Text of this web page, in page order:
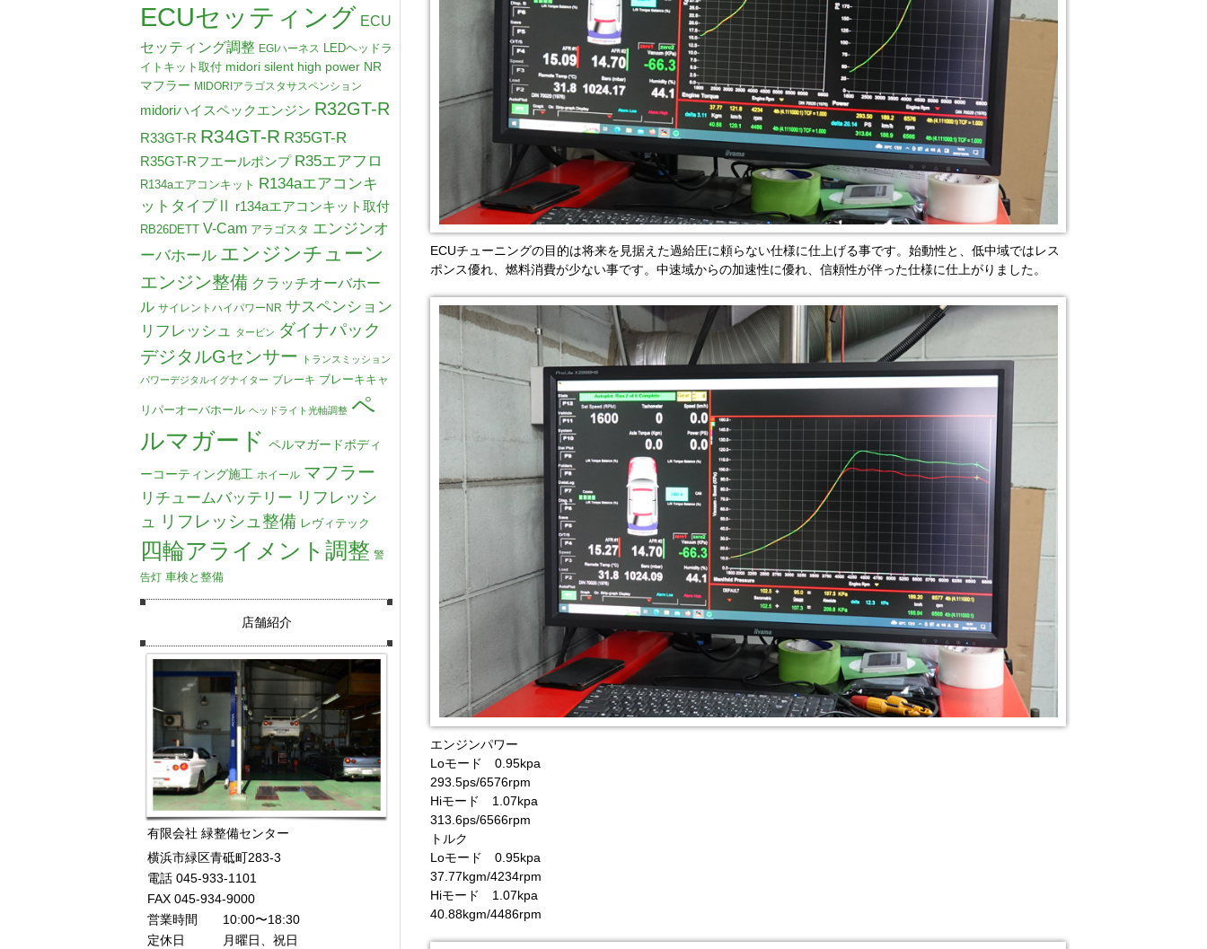
ECUチューニングの目的は将来を見据えた過給圧に頼らない仕様に仕上げる事です。始動性と、低中域ではレス
ポンス優れ、燃料消費が少ない事です。中速域からの加速性に優れ、信頼性が伴った仕様に仕上がりました。
エンジンパワー
Loモード 0.95kpa
293.5ps/6576rpm
Hiモード 1.07kpa
313.6ps/6566rpm
トルク
Loモード 0.95kpa
37.77kgm/4234rpm
Hiモード 1.07kpa
40.88kgm/4486rpm
ECUセッティング ECU
セッティング調整 EGIハーネス LEDヘッドラ
イトキット取付 midori silent high power NR
マフラー MIDORIアラゴスタサスペンション
midoriハイスペックエンジン R32GT-R
R33GT-R R34GT-R R35GT-R
R35GT-Rフエールポンプ R35エアフロ
R134aエアコンキット R134aエアコンキ
ットタイプⅡ
r134aエアコンキット取付
RB26DETT V-Cam アラゴスタ エンジンオ
ーバホール エンジンチューン
エンジン整備 クラッチオーバホー
ル サイレントハイパワーNR サスペンション
リフレッシュ
タービン ダイナパック
デジタルGセンサー
トランスミッション
パワーデジタルイグナイター ブレーキ ブレーキキャ
リパーオーバホール ヘッドライト光軸調整 ペ
ルマガード ペルマガードボディ
ーコーティング施工 ホイール マフラー
リチュームバッテリー リフレッシ
ュ
リフレッシュ整備 レヴィテック
四輪アライメント調整 警
告灯 車検と整備
店舗紹介
有限会社 緑整備センター
横浜市緑区青砥町283-3
電話 045-933-1101
FAX 045-934-9000
営業時間 10:00〜18:30
定休日 月曜日、祝日